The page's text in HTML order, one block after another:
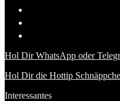
Hol Dir WhatsApp oder
Hol Dir die Hottip
Interessantes